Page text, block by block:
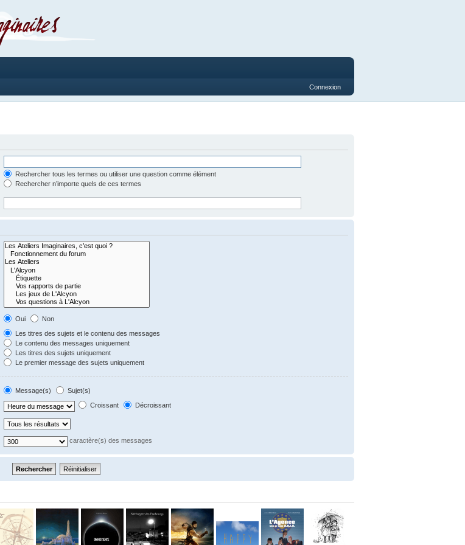
Connexion
Rechercher tous les termes ou utiliser une question comme élément
Rechercher n’importe quels de ces termes
Oui
Non
Les titres des sujets et le contenu des messages
Le contenu des messages uniquement
Les titres des sujets uniquement
Le premier message des sujets uniquement
Message(s)
Sujet(s)
Croissant Décroissant
caractère(s) des messages